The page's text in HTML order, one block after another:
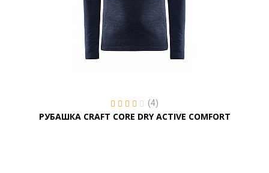
(4)
РУБАШКА CRAFT CORE DRY ACTIVE COMFORT